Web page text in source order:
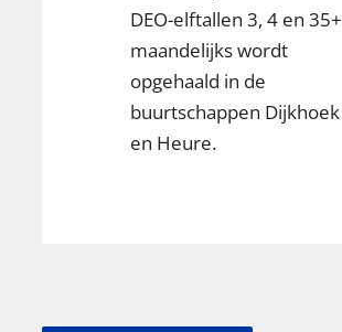
DEO-elftallen 3, 4 en 35+
maandelijks wordt
opgehaald in de
buurtschappen Dijkhoek
en Heure.